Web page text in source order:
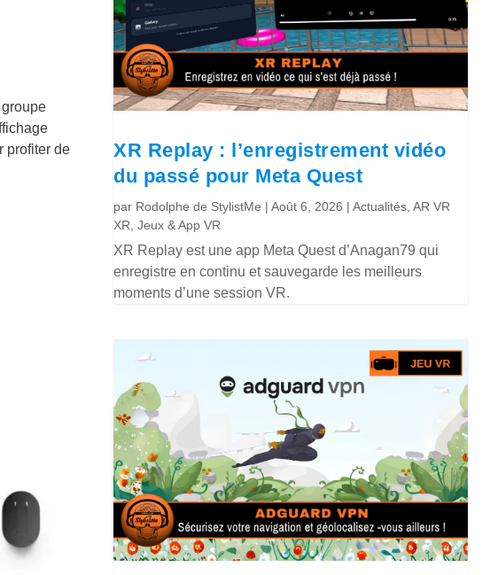
profiter de
XR Replay : l’enregistrement vidéo
du passé pour Meta Quest
par Rodolphe de StylistMe |Août 6, 2026 |Actualités ,AR VR
XR ,Jeux & App VR
XR Replay est une app Meta Quest d’Anagan79 qui
enregistre en continu et sauvegarde les meilleurs
moments d’une session VR.